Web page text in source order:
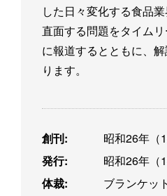
した日々変化する食品
直面する問題をタイム
に報道するとともに、
ります。
創刊:
昭和26年（
発行:
昭和26年（
体裁:
ブランケッ